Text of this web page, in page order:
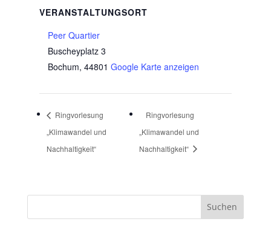
VERANSTALTUNGSORT
Peer Quartier
Buscheyplatz 3
Bochum, 44801 Google Karte anzeigen
Ringvorlesung
„Klimawandel und
Nachhaltigkeit“
Ringvorlesung
„Klimawandel und
Nachhaltigkeit“
Suchen